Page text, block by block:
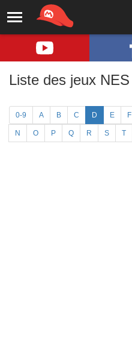
Liste des jeux NES
0-9 A B C D E F
N O P Q R S T